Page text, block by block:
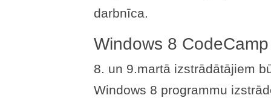
darbnīca.
Windows 8
8. un 9.martā izstrādātājiem
Windows 8 programmu